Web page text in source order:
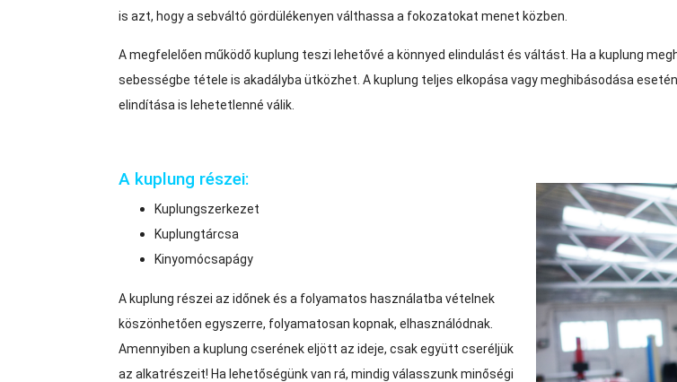
is azt, hogy a sebváltó gördülékenyen válthassa a fokozatokat menet közben.
A megfelelően működő kuplung teszi lehetővé a könnyed elindulást és váltást. Ha a kuplung
sebességbe tétele is akadályba ütközhet. A kuplung teljes elkopása vagy meghibásodása
elindítása is lehetetlenné válik.
A kuplung részei:
Kuplungszerkezet
Kuplungtárcsa
Kinyomócsapágy
A kuplung részei az időnek és a folyamatos használatba vételnek
köszönhetően egyszerre, folyamatosan kopnak, elhasználódnak.
Amennyiben a kuplung cserének eljött az ideje, csak együtt cseréljük
az alkatrészeit! Ha lehetőségünk van rá, mindig válasszunk minőségi